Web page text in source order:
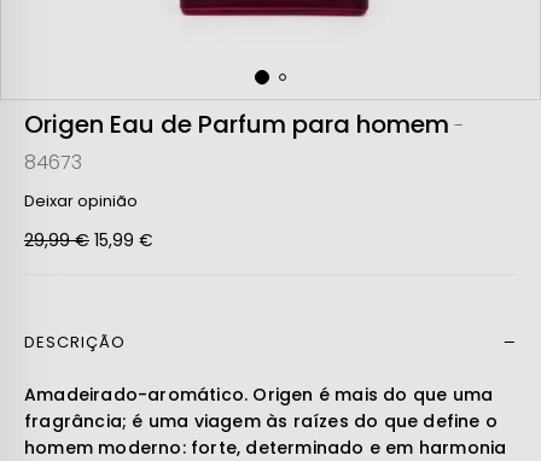
Origen Eau de Parfum para homem -
84673
Deixar opinião
29,99 € 15,99 €
DESCRIÇÃO
Amadeirado-aromático. Origen é mais do que uma
fragrância; é uma viagem às raízes do que define o
homem moderno: forte, determinado e em harmonia